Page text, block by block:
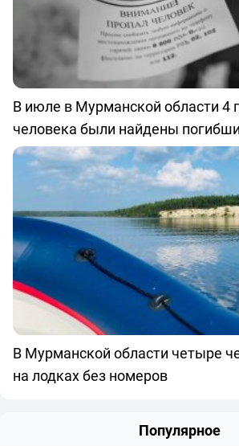
В июле в Мурманской области 4
человека были найдены
В Мурманской области четыре
на лодках без номеров
Популярное